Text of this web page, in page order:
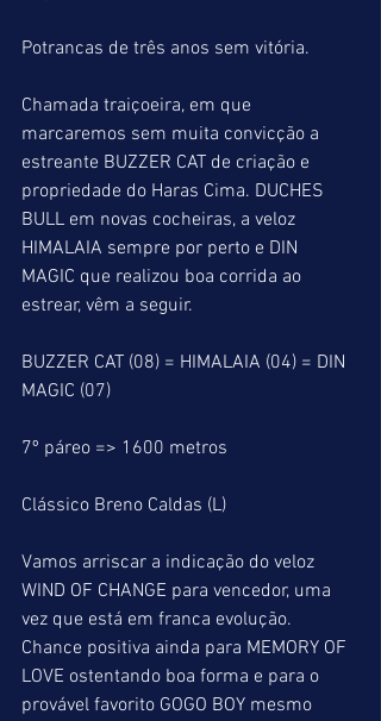
Potrancas de três anos sem vitória.
Chamada traiçoeira, em que
marcaremos sem muita convicção a
estreante BUZZER CAT de criação e
propriedade do Haras Cima. DUCHES
BULL em novas cocheiras, a veloz
HIMALAIA sempre por perto e DIN
MAGIC que realizou boa corrida ao
estrear, vêm a seguir.
BUZZER CAT (08) = HIMALAIA (04) = DIN
MAGIC (07)
7º páreo => 1600 metros
Clássico Breno Caldas (L)
Vamos arriscar a indicação do veloz
WIND OF CHANGE para vencedor, uma
vez que está em franca evolução.
Chance positiva ainda para MEMORY OF
LOVE ostentando boa forma e para o
provável favorito GOGO BOY mesmo